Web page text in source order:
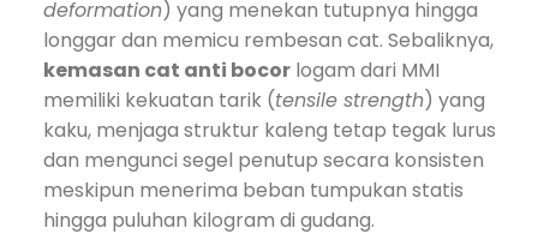
deformation) yang menekan tutupnya hingga
longgar dan memicu rembesan cat. Sebaliknya,
kemasan cat anti bocorlogam dari MMI
memiliki kekuatan tarik (tensile strength) yang
kaku, menjaga struktur kaleng tetap tegak lurus
dan mengunci segel penutup secara konsisten
meskipun menerima beban tumpukan statis
hingga puluhan kilogram di gudang.